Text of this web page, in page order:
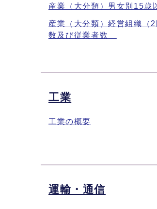
産業（大分類）男女別15
産業（大分類）経営組織（
数及び従業者数
工業
工業の概要
運輸・通信